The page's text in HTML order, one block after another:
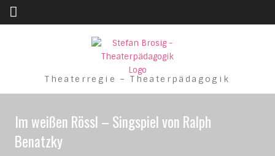
Skip to content
Theaterregie – Theaterpädagogik
Im weißen Rössl – Singspiel von Ralph
Benatzky